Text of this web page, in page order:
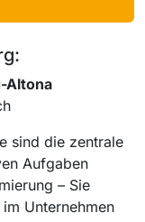
Altona
sind die zentrale
Aufgaben
– Sie
Unternehmen